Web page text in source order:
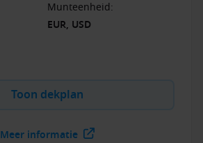
Munteenheid:
EUR, USD
Toon dekplan
Meer informatie